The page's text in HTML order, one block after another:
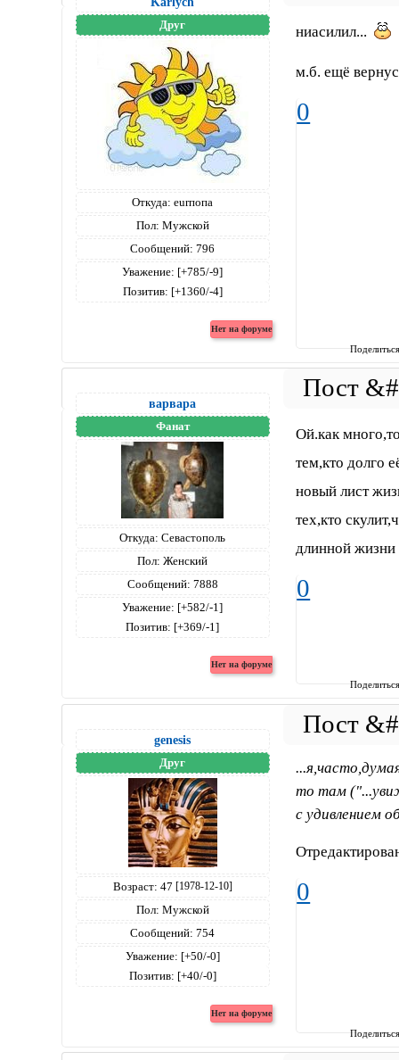
Друг
Откуда: eurпопа
Пол: Мужской
Сообщений: 796
Уважение: [+785/-9]
Позитив: [+1360/-4]
ниасилил...
м.б. ещё
0
варвара
Фанат
Откуда: Севастополь
Пол: Женский
Сообщений: 7888
Уважение: [+582/-1]
Позитив: [+369/-1]
Ой.как
тем,кто долго
новый лист
тех,кто
длинной жизни
0
genesis
Друг
Возраст: 47 [1978-12-10]
Пол: Мужской
Сообщений: 754
Уважение: [+50/-0]
Позитив: [+40/-0]
то там
с удивлением
0